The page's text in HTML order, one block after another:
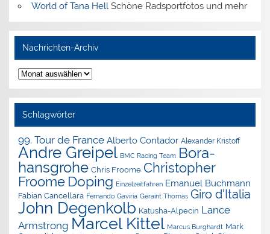
World of Tana HellSchöne Radsportfotos und mehr
Nachrichten-Archiv
Nachrichten-
Archiv
Schlagwörter
99. Tour de France Alberto Contador Alexander Kristoff
Andre Greipel BMC Racing Team Bora-
hansgrohe Chris Froome Christopher
Froome Doping Einzelzeitfahren Emanuel Buchmann
Fabian Cancellara Fernando Gaviria Geraint Thomas Giro d'Italia
John Degenkolb Katusha-Alpecin Lance
Armstrong Marcel Kittel Marcus Burghardt Mark